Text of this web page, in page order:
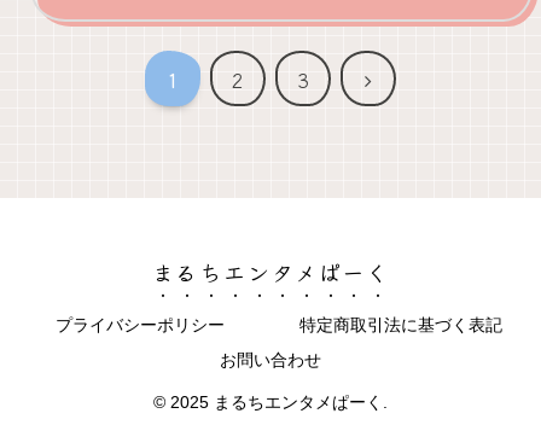
1 2 3
次
まるちエンタメぱーく
プライバシーポリシー
特定商取引法に基づく表記
お問い合わせ
© 2025 まるちエンタメぱーく.